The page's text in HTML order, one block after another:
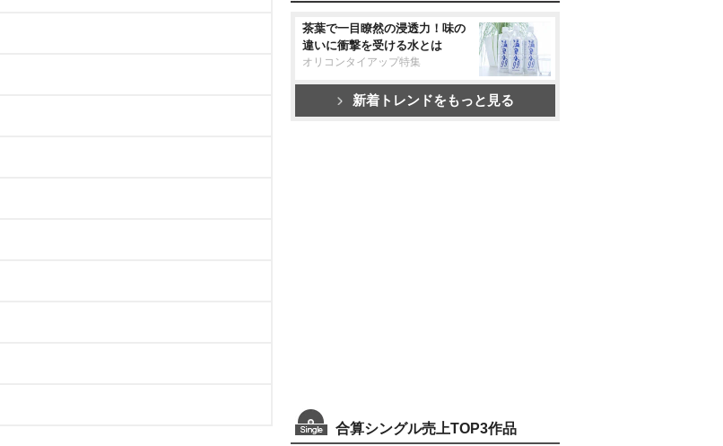
茶葉で一目瞭然の浸透力！味の
違いに衝撃を受ける水とは
オリコンタイアップ特集
新着トレンドをもっと見る
合算シングル売上TOP3作品